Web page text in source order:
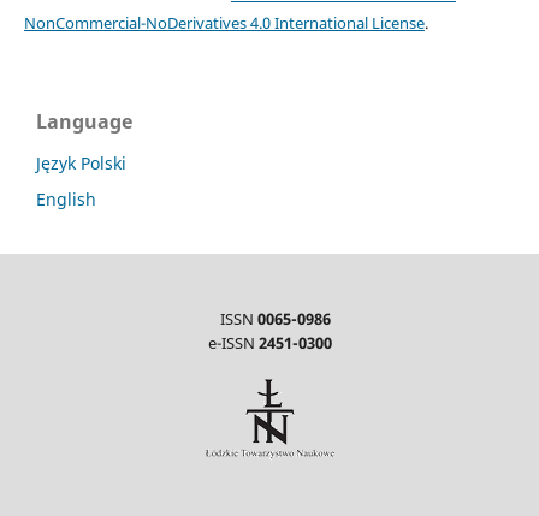
NonCommercial-NoDerivatives 4.0 International License.
Language
Język Polski
English
ISSN 0065-0986
e-ISSN 2451-0300